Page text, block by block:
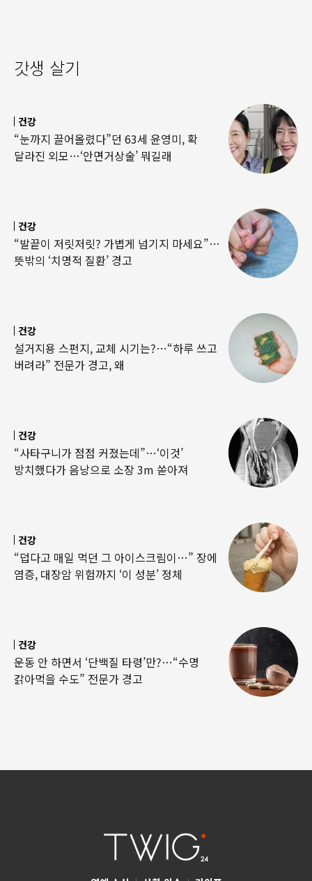
갓생 살기
건강
“눈까지 끌어올렸다”던 63세 윤영미, 확
달라진 외모…‘안면거상술’ 뭐길래
건강
“발끝이 저릿저릿? 가볍게 넘기지 마세요”…
뜻밖의 ‘치명적 질환’ 경고
건강
설거지용 스펀지, 교체 시기는?…“하루 쓰고
버려라” 전문가 경고, 왜
건강
“사타구니가 점점 커졌는데”…‘이것’
방치했다가 음낭으로 소장 3m 쏟아져
건강
“덥다고 매일 먹던 그 아이스크림이…” 장에
염증, 대장암 위험까지 ‘이 성분’ 정체
건강
운동 안 하면서 ‘단백질 타령’만?…“수명
갉아먹을 수도” 전문가 경고